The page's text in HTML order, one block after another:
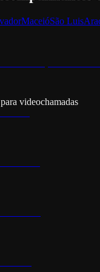
MaceióSão Luis
videochamadas